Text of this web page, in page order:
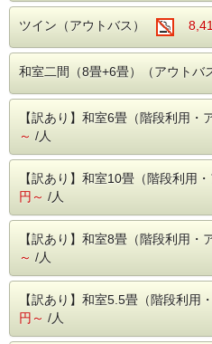
沼田インター近くの
カップルで
春の尾瀬は水芭蕉・
紅葉の見所はには【
吹割りの滝は当館よ
尾瀬には当館よりお
プランに迷ったらぜ
【各交通機関
す
1・老神温泉⇒鳩待峠
※鳩待峠からのご利
2・老神温泉⇔鳩待峠
3・老神温泉⇒鳩待峠
円
4・老神温泉⇒鳩待峠
※お弁当がご入用の
個人で購入
------ 運行行程
(往路)
老神温泉（ホテル前
鳩待峠（乗降駐車場
Ｒ沼田駅 ⇒ 上毛高
*10分前には集合をお
ツイン（アウトバス）
和室二間（8畳+6畳）（アウトバ
【訳あり】和室6畳（階段利用・
～ /人
【訳あり】和室10畳（階段利用
円～ /人
【訳あり】和室8畳（階段利用・
～ /人
【訳あり】和室5.5畳（階段利用
円～ /人